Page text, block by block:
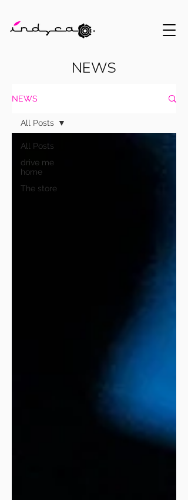
NEWS
NEWS
All Posts
drive me
home
The store
All Posts